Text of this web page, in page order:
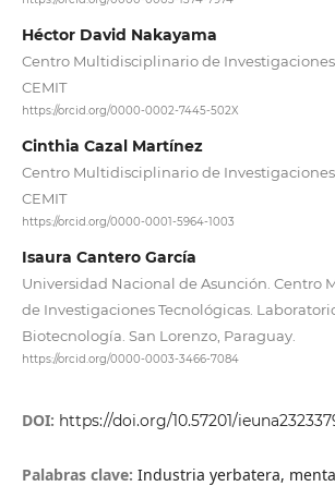
Héctor David Nakayama
Centro Multidisciplinario de Investigaciones
CEMIT
https://orcid.org/0000-0002-7445-502X
Cinthia Cazal Martínez
Centro Multidisciplinario de Investigaciones
CEMIT
https://orcid.org/0000-0001-5964-1003
Isaura Cantero García
Universidad Nacional de Asunción. Centro
de Investigaciones Tecnológicas.
Biotecnología. San Lorenzo, Paraguay.
https://orcid.org/0000-0003-3466-7084
DOI: https://doi.org/10.57201/
Palabras clave: Industria yerbatera,